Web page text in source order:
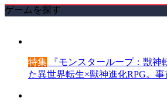
ゲームを探す
特集 『モンスターループ：獣神
た異世界転生×獣神進化RPG。事